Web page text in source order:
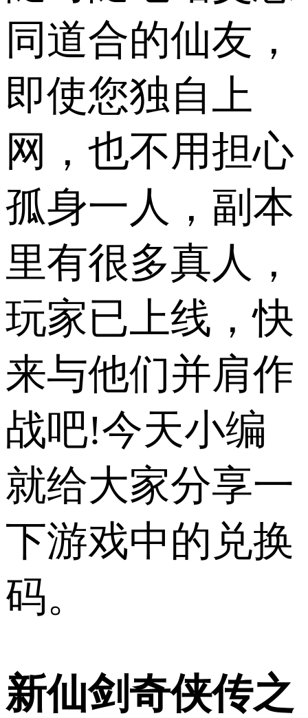
同道合的仙友，
即使您独自上
网，也不用担心
孤身一人，副本
里有很多真人，
玩家已上线，快
来与他们并肩作
战吧!今天小编
就给大家分享一
下游戏中的兑换
码。
新仙剑奇侠传之